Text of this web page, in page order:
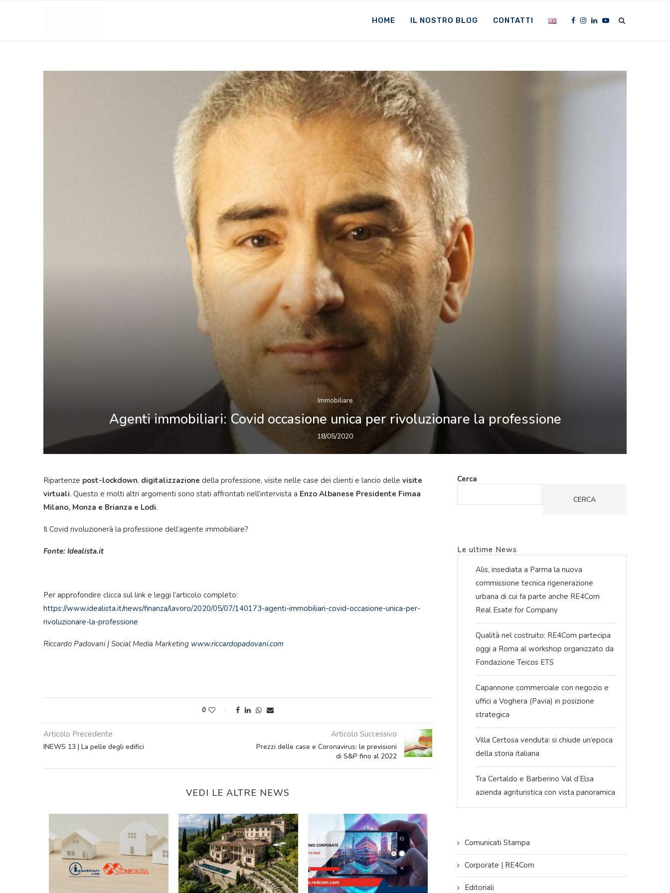
HOME IL NOSTRO BLOG CONTATTI
Immobiliare
Agenti immobiliari: Covid occasione unica per rivoluzionare la professione
18/05/2020
Ripartenze post-lockdown, digitalizzazione della professione, visite nelle case dei clienti e lancio delle visite
virtuali. Questo e molti altri argomenti sono stati affrontati nell’intervista a Enzo Albanese Presidente Fimaa
Milano, Monza e Brianza e Lodi.
Il Covid rivoluzionerà la professione dell’agente immobiliare?
Fonte: Idealista.it
Per approfondire clicca sul link e leggi l’articolo completo:
https://www.idealista.it/news/finanza/lavoro/2020/05/07/140173-agenti-immobiliari-covid-occasione-unica-per-
rivoluzionare-la-professione
Riccardo Padovani | Social Media Marketing www.riccardopadovani.com
0
Articolo Precedente
INEWS 13 | La pelle degli edifici
Articolo Successivo
Prezzi delle case e Coronavirus: le previsioni
di S&P fino al 2022
VEDI LE ALTRE NEWS
Cerca
CERCA
Le ultime News
Alis, insediata a Parma la nuova
commissione tecnica rigenerazione
urbana di cui fa parte anche RE4Com
Real Esate for Company
Qualità nel costruito: RE4Com partecipa
oggi a Roma al workshop organizzato da
Fondazione Teicos ETS
Capannone commerciale con negozio e
uffici a Voghera (Pavia) in posizione
strategica
Villa Certosa venduta: si chiude un’epoca
della storia italiana
Tra Certaldo e Barberino Val d’Elsa
azienda agrituristica con vista panoramica
Comunicati Stampa
Corporate | RE4Com
Editoriali